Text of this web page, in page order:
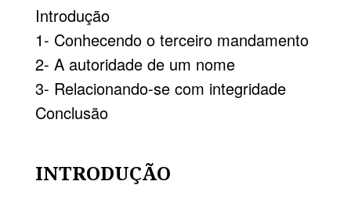
Introdução
1- Conhecendo o terceiro mandamento
2- A autoridade de um nome
3- Relacionando-se com integridade
Conclusão
INTRODUÇÃO